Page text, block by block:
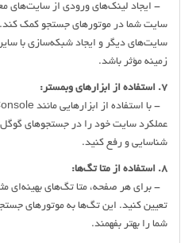
- ایجاد لینک‌های ورودی از سایت‌های
سایت شما در موتورهای جستجو کمک
سایت‌های دیگر و ایجاد شبکه‌سازی با
زمینه مؤثر باشد.
7. استفاده از ابزارهای وبمستر:
عملکرد سایت خود را در جستجوهای
شناسایی و رفع کنید.
8. استفاده از متا تگ‌ها:
- برای هر صفحه، متا تگ‌های بهینه‌ای
تعیین کنید. این تگ‌ها به موتورهای
شما را بهتر بفهمند.